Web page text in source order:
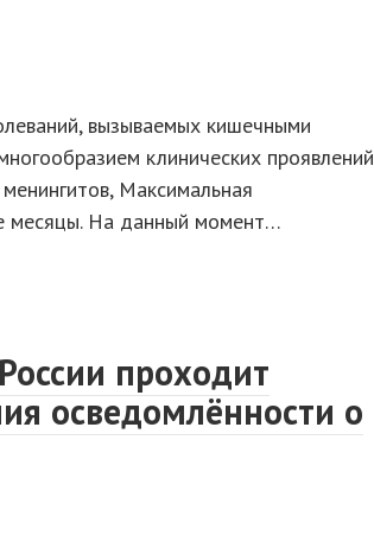
вызываемых кишечными
клинических проявлений
Максимальная
месяцы. На данный момент…
проходит
осведомлённости о